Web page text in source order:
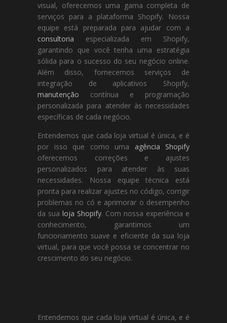
visual, oferecemos uma gama completa de
serviços para a plataforma Shopify. Nossa
equipe está preparada para ajudar com a
consultoria especializada em Shopify,
garantindo que você tenha uma estratégia
sólida para o sucesso do seu negócio online.
Além disso, fornecemos serviços de
integração de aplicativos Shopify,
manutenção contínua e programação
personalizada para atender às necessidades
específicas de cada negócio.
Entendemos que cada loja virtual é única, e é
por isso que como uma agência Shopify
oferecemos correções e ajustes
personalizados para atender às suas
necessidades. Nossa equipe técnica está
pronta para realizar ajustes no código, corrigir
problemas no có e aprimorar o desempenho
da sua loja Shopify. Com nossa experiência e
conhecimento, garantimos um
funcionamento suave e eficiente da sua loja
virtual, para que você possa se concentrar no
crescimento do seu negócio.
Entendemos que cada loja virtual é única, e é